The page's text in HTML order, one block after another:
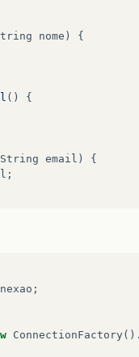
nome )
{
()
{
String email )
{
;
endereco
;
ConnectionFactory